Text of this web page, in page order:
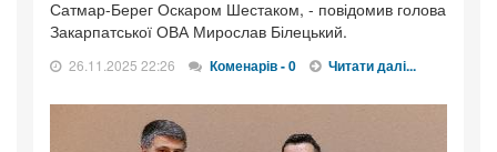
Сатмар-Берег Оскаром Шестаком, - повідомив голова
Закарпатської ОВА Мирослав Білецький.
26.11.2025 22:26 Коменарів - 0 Читати далі...